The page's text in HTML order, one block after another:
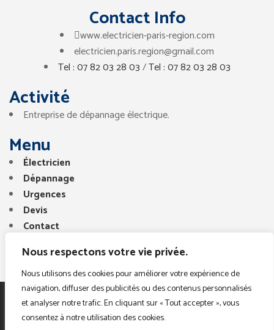
Nous respectons votre vie privée.
Nous utilisons des cookies pour améliorer votre expérience de
navigation, diffuser des publicités ou des contenus personnalisés
et analyser notre trafic. En cliquant sur « Tout accepter », vous
consentez à notre utilisation des cookies.
Contact Info
www.electricien-paris-region.com
electricien.paris.region@gmail.com
Tel : 07 82 03 28 03/Tel : 07 82 03 28 03
Activité
Entreprise de dépannage électrique.
Menu
Électricien
Dépannage
Urgences
Devis
Contact
Copyright © 2025. Tous droits réservés. Electricien
Paris Region